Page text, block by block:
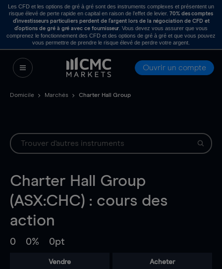
Les CFD et les options de gré à gré sont des instruments complexes et présentent un
risque élevé de perte rapide en capital en raison de l’effet de levier. 70% des comptes
d’investisseurs particuliers perdent de l’argent lors de la négociation de CFD et
d’options de gré à gré avec ce fournisseur . Vous devez vous assurer que vous
comprenez le fonctionnement des CFD et des options de gré à gré et que vous pouvez
vous permettre de prendre le risque élevé de perdre votre argent.
Ouvrir un compte
Domicile Marchés Charter Hall Group
Charter Hall Group
(ASX:CHC) : cours des
action
0 0% 0pt
Vendre Acheter